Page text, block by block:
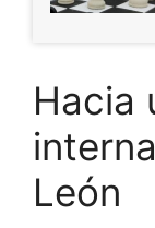
Hacia
León